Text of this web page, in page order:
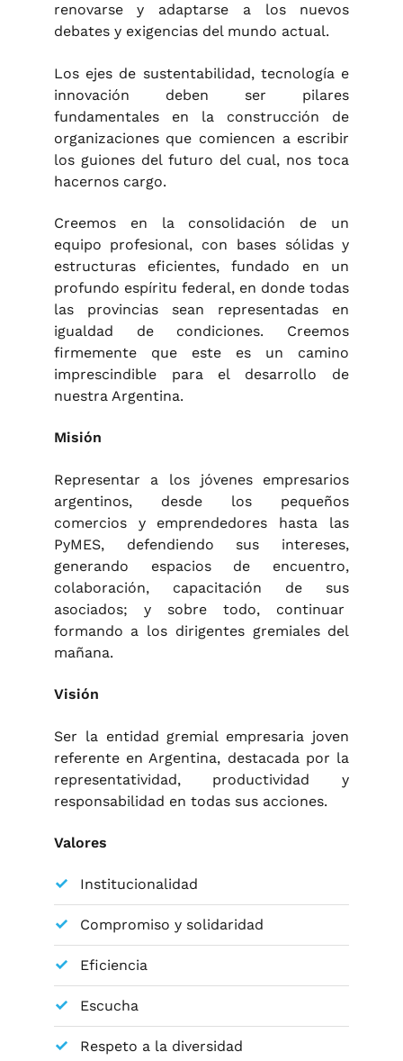
renovarse y adaptarse a los nuevos
debates y exigencias del mundo actual.
Los ejes de sustentabilidad, tecnología e
innovación deben ser pilares
fundamentales en la construcción de
organizaciones que comiencen a escribir
los guiones del futuro del cual, nos toca
hacernos cargo.
Creemos en la consolidación de un
equipo profesional, con bases sólidas y
estructuras eficientes, fundado en un
profundo espíritu federal, en donde todas
las provincias sean representadas en
igualdad de condiciones. Creemos
firmemente que este es un camino
imprescindible para el desarrollo de
nuestra Argentina.
Misión
Representar a los jóvenes empresarios
argentinos, desde los pequeños
comercios y emprendedores hasta las
PyMES, defendiendo sus intereses,
generando espacios de encuentro,
colaboración, capacitación de sus
asociados; y sobre todo, continuar
formando a los dirigentes gremiales del
mañana.
Visión
Ser la entidad gremial empresaria joven
referente en Argentina, destacada por la
representatividad, productividad y
responsabilidad en todas sus acciones.
Valores
Institucionalidad
Compromiso y solidaridad
Eficiencia
Escucha
Respeto a la diversidad